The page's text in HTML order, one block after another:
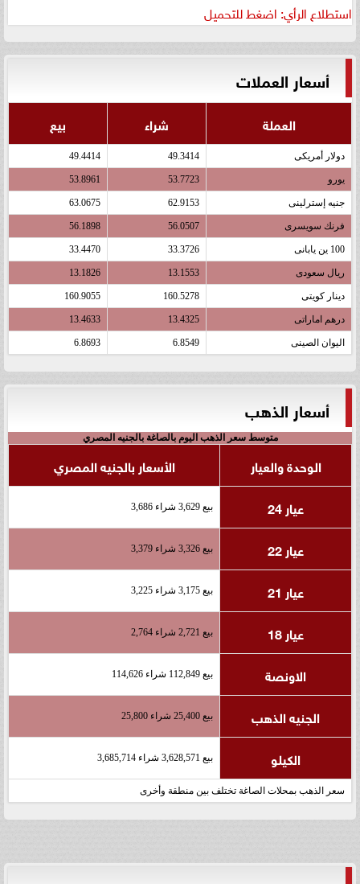
استطلاع الرأي: اضغط للتحميل
أسعار العملات
العملة شراء بيع
دولار أمريكى 49.3414
49.4414
يورو 53.7723
53.8961
جنيه إسترلينى 62.9153
63.0675
فرنك سويسرى 56.0507
56.1898
100 ين يابانى 33.3726
33.4470
ريال سعودى 13.1553
13.1826
دينار كويتى 160.5278
160.9055
درهم اماراتى 13.4325
13.4633
اليوان الصينى 6.8549
6.8693
أسعار الذهب
متوسط سعر الذهب اليوم بالصاغة بالجنيه المصري
الوحدة والعيار
الأسعار بالجنيه المصري
عيار 24
بيع 3,629 شراء 3,686
عيار 22 بيع 3,326 شراء 3,379
عيار 21 بيع 3,175 شراء 3,225
عيار 18 بيع 2,721 شراء 2,764
الاونصة بيع 112,849 شراء 114,626
الجنيه الذهب بيع 25,400 شراء 25,800
الكيلو بيع 3,628,571 شراء 3,685,714
سعر الذهب بمحلات الصاغة تختلف بين منطقة وأخرى